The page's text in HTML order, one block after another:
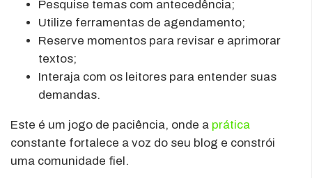
Pesquise temas com antecedência;
Utilize ferramentas de agendamento;
Reserve momentos para revisar e aprimorar
textos;
Interaja com os leitores para entender suas
demandas.
Este é um jogo de paciência, onde a prática
constante fortalece a voz do seu blog e constrói
uma comunidade fiel.